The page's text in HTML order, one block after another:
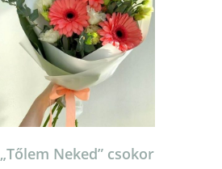
„Tőlem Neked” csokor